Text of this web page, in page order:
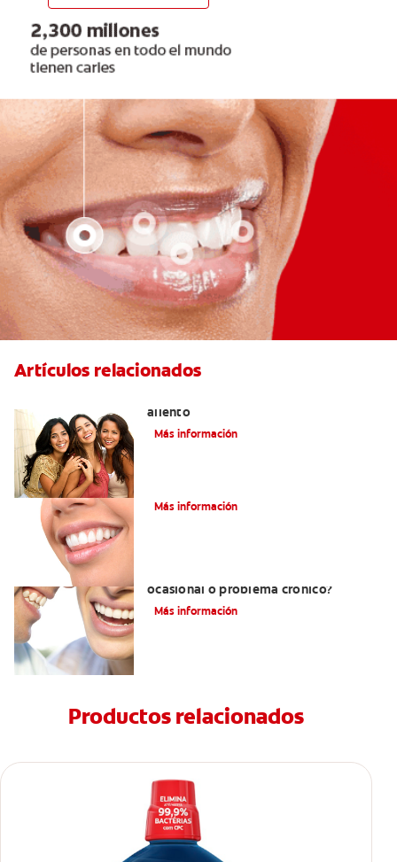
Artículos relacionados
aliento
Más información
Más información
ocasional o problema crónico?
Más información
Productos relacionados